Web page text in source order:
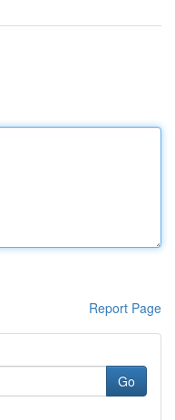
Report Page
Go